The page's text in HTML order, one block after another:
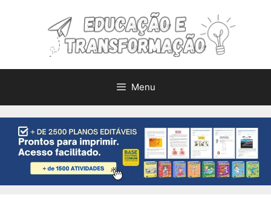
Menu